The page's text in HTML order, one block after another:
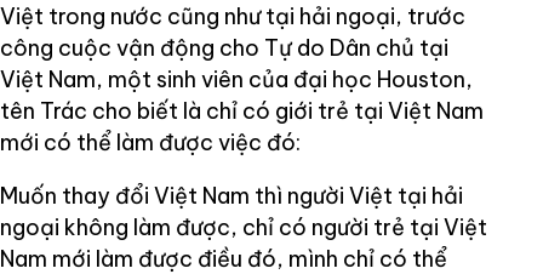
Việt trong nước cũng như tại hải ngoại, trước
công cuộc vận động cho Tự do Dân chủ tại
Việt Nam, một sinh viên của đại học Houston,
tên Trác cho biết là chỉ có giới trẻ tại Việt Nam
mới có thể làm được việc đó:
Muốn thay đổi Việt Nam thì người Việt tại hải
ngoại không làm được, chỉ có người trẻ tại Việt
Nam mới làm được điều đó, mình chỉ có thể